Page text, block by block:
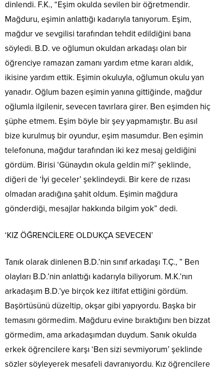
dinlendi. F.K., “Eşim okulda sevilen bir öğretmendir.
Mağduru, eşimin anlattığı kadarıyla tanıyorum. Eşim,
mağdur ve sevgilisi tarafından tehdit edildiğini bana
söyledi. B.D. ve oğlumun okuldan arkadaşı olan bir
öğrenciye ramazan zamanı yardım etme kararı aldık,
ikisine yardım ettik. Eşimin okuluyla, oğlumun okulu yan
yanadır. Oğlum bazen eşimin yanına gittiğinde, mağdur
oğlumla ilgilenir, sevecen tavırlara girer. Ben eşimden hiç
şüphe etmem. Eşim böyle bir şey yapmamıştır. Bu asıl
bize kurulmuş bir oyundur, eşim masumdur. Ben eşimin
telefonuna, mağdur tarafından iki kez mesaj geldiğini
gördüm. Birisi ‘Günaydın okula geldin mi?’ şeklinde,
diğeri de ‘İyi geceler’ şeklindeydi. Bir kere de rızası
olmadan aradığına şahit oldum. Eşimin mağdura
gönderdiği, mesajlar hakkında bilgim yok” dedi.
‘KIZ ÖĞRENCİLERE OLDUKÇA SEVECEN’
Tanık olarak dinlenen B.D.’nin sınıf arkadaşı T.Ç., ” Ben
olayları B.D.’nin anlattığı kadarıyla biliyorum. M.K.’nın
arkadaşım B.D.’ye birçok kez iltifat ettiğini gördüm.
Başörtüsünü düzeltip, okşar gibi yapıyordu. Başka bir
temasını görmedim. Mağduru evine bıraktığını ben bizzat
görmedim, ama arkadaşımdan duydum. Sanık okulda
erkek öğrencilere karşı ‘Ben sizi sevmiyorum’ şeklinde
sözler söyleyerek mesafeli davranıyordu. Kız öğrencilere